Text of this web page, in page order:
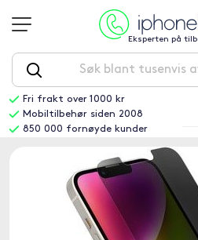
Eksperten på
Fri frakt over 1000 kr
Mobiltilbehør siden 2008
850 000 fornøyde kunder